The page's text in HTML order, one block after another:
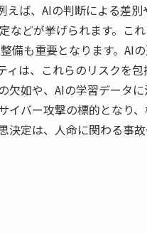
ば、AIの判断による差
などが挙げられます。こ
備も重要となります。AI
は、これらのリスクを
欠如や、AIの学習データ
イバー攻撃の標的となり
決定は、人命に関わる事